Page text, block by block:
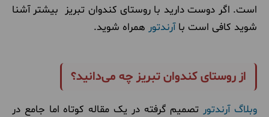
است. اگر دوست دارید با روستای کندوان تبریز بیشتر آشنا
شوید کافی است باآرندتور همراه شوید.
از روستای کندوان تبریز چه می‌دانید؟
وبلاگ آرندتور تصمیم گرفته در یک مقاله کوتاه اما جامع در